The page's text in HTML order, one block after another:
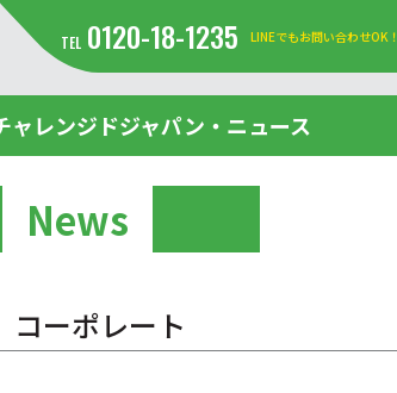
TEL 0120-18-1235 LINEでもお問い合わせOK！
ャレンジドジャパン・ニュース
News
コーポレート